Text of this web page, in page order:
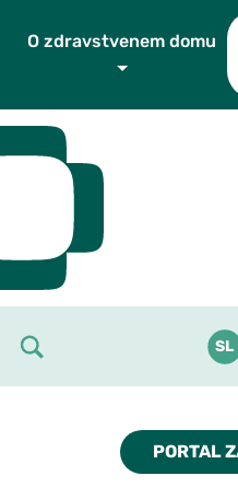
SL
PORTAL